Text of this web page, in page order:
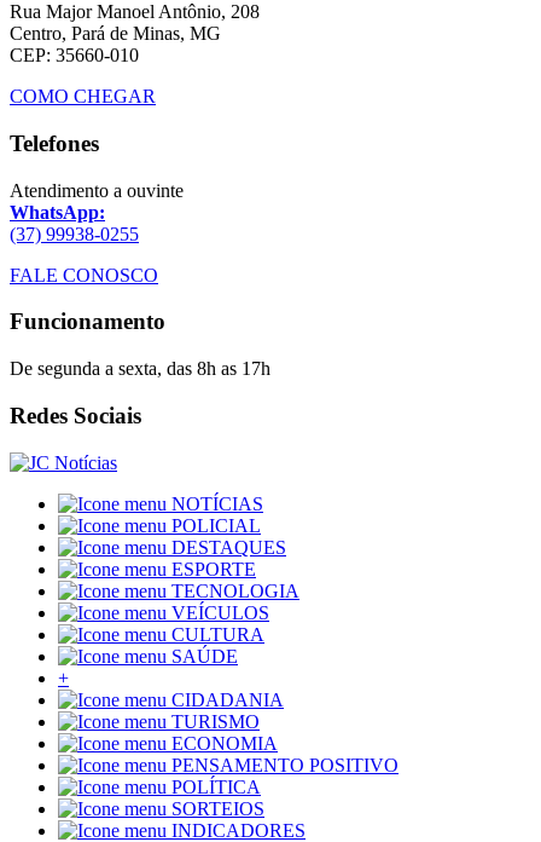
Rua Major Manoel Antônio, 208
Centro, Pará de Minas, MG
CEP: 35660-010
COMO CHEGAR
Telefones
Atendimento a ouvinte
WhatsApp:
(37) 99938-0255
FALE CONOSCO
Funcionamento
De segunda a sexta, das 8h as 17h
Redes Sociais
NOTÍCIAS
POLICIAL
DESTAQUES
ESPORTE
TECNOLOGIA
VEÍCULOS
CULTURA
SAÚDE
+
CIDADANIA
TURISMO
ECONOMIA
PENSAMENTO POSITIVO
POLÍTICA
SORTEIOS
INDICADORES